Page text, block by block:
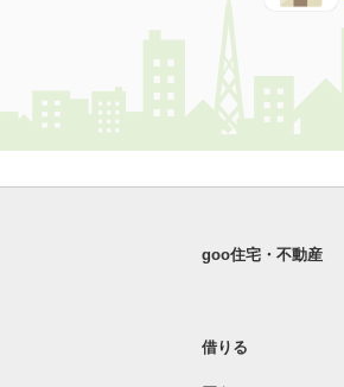
goo住宅・不動産
借りる